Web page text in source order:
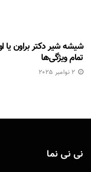
شیشه شیر دکتر براون یا
تمام ویژگی‌ها
2 نوامبر 2025
نی نی نما